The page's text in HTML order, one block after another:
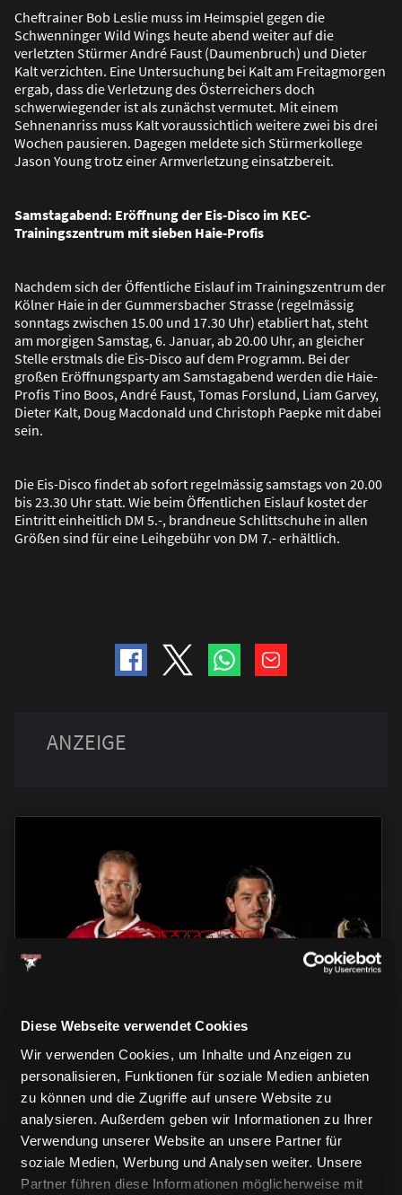
Diese Webseite verwendet Cookies
Wir verwenden Cookies, um Inhalte und Anzeigen zu
personalisieren, Funktionen für soziale Medien anbieten
zu können und die Zugriffe auf unsere Website zu
analysieren. Außerdem geben wir Informationen zu Ihrer
Verwendung unserer Website an unsere Partner für
soziale Medien, Werbung und Analysen weiter. Unsere
Partner führen diese Informationen möglicherweise mit
Cheftrainer Bob Leslie muss im Heimspiel gegen die
Schwenninger Wild Wings heute abend weiter auf die
verletzten Stürmer André Faust (Daumenbruch) und Dieter
Kalt verzichten. Eine Untersuchung bei Kalt am Freitagmorgen
ergab, dass die Verletzung des Österreichers doch
schwerwiegender ist als zunächst vermutet. Mit einem
Sehnenanriss muss Kalt voraussichtlich weitere zwei bis drei
Wochen pausieren. Dagegen meldete sich Stürmerkollege
Jason Young trotz einer Armverletzung einsatzbereit.
Samstagabend: Eröffnung der Eis-Disco im KEC-
Trainingszentrum mit sieben Haie-Profis
Nachdem sich der Öffentliche Eislauf im Trainingszentrum der
Kölner Haie in der Gummersbacher Strasse (regelmässig
sonntags zwischen 15.00 und 17.30 Uhr) etabliert hat, steht
am morgigen Samstag, 6. Januar, ab 20.00 Uhr, an gleicher
Stelle erstmals die Eis-Disco auf dem Programm. Bei der
großen Eröffnungsparty am Samstagabend werden die Haie-
Profis Tino Boos, André Faust, Tomas Forslund, Liam Garvey,
Dieter Kalt, Doug Macdonald und Christoph Paepke mit dabei
sein.
Die Eis-Disco findet ab sofort regelmässig samstags von 20.00
bis 23.30 Uhr statt. Wie beim Öffentlichen Eislauf kostet der
Eintritt einheitlich DM 5.-, brandneue Schlittschuhe in allen
Größen sind für eine Leihgebühr von DM 7.- erhältlich.
TRIKOTS
TRIKOTS